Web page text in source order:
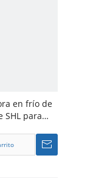
en frío de
SHL para